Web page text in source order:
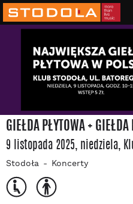
GIEŁDA PŁYTOWA +
9 listopada 2025, niedziela,
Stodoła Koncerty